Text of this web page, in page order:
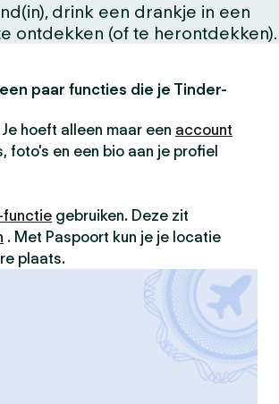
drink een drankje in een
ontdekken (of te herontdekken).
paar functies die je Tinder-
hoeft alleen maar een account
foto's en een bio aan je profiel
functie gebruiken. Deze zit
. Met Paspoort kun je je locatie
plaats.